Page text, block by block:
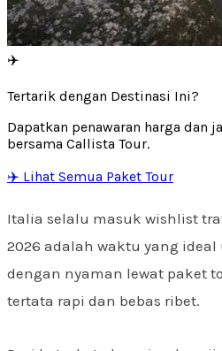
✈️
Tertarik dengan Destinasi Ini?
Dapatkan penawaran harga dan
bersama Callista Tour.
✈️ Lihat Semua Paket Tour
Italia selalu masuk wishlist
2026 adalah waktu yang
dengan nyaman lewat paket
tertata rapi dan bebas ribet.